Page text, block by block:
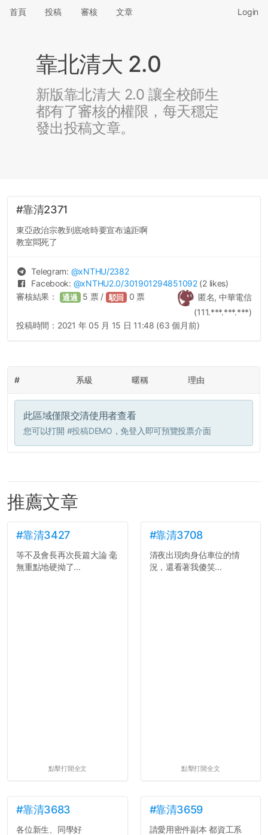
首頁 投稿 審核 文章 Login
靠北清大 2.0
新版靠北清大 2.0 讓全校師生
都有了審核的權限，每天穩定
發出投稿文章。
#靠清2371
東亞政治宗教到底啥時要宣布遠距啊
教室悶死了
Telegram: @xNTHU/2382
Facebook: @xNTHU2.0/301901294851092 (2 likes)
匿名, 中華電信
(111.***.***.***)
審核結果： 通過 5 票 / 駁回 0 票
投稿時間： 2021 年 05 月 15 日 11:48 (63 個月前)
# 系級 暱稱 理由
此區域僅限交清使用者查看
您可以打開 #投稿DEMO ，免登入即可預覽投票介面
推薦文章
#靠清3427
等不及會長再次長篇大論 毫
無重點地硬拗了...
點擊打開全文
#靠清3708
清夜出現肉身佔車位的情
況，還看著我傻笑...
點擊打開全文
#靠清3683
各位新生、同學好
#靠清3659
請愛用密件副本 都資工系